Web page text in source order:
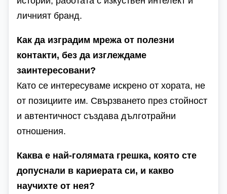
личният бранд.
Как да изградим мрежа от полезни
контакти, без да изглеждаме
заинтересовани?
Като се интересуваме искрено от хората, не
от позициите им. Свързването през стойност
и автентичност създава дълготрайни
отношения.
Каква е най-голямата грешка, която сте
допуснали в кариерата си, и какво
научихте от нея?